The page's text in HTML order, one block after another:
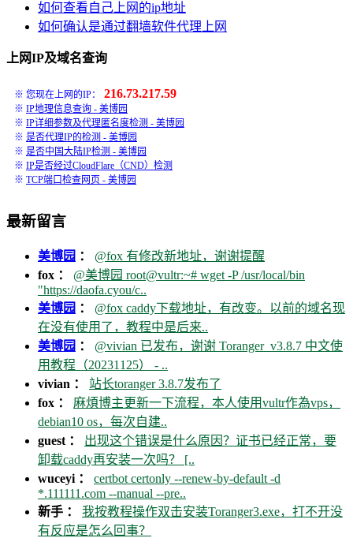
如何查看自己上网的ip地址
如何确认是通过翻墙软件代理上网
上网IP及域名查询
※ 您现在上网的IP： 216.73.217.59
※ IP地理信息查询 - 美博园
※ IP详细参数及代理匿名度检测 - 美博园
※ 是否代理IP的检测 - 美博园
※ 是否中国大陆IP检测 - 美博园
※ IP是否经过CloudFlare（CND）检测
※ TCP端口检查网页 - 美博园
最新留言
美博园 ： @fox 有修改新地址，谢谢提醒
fox ： @美博园 root@vultr:~# wget -P /usr/local/bin
"https://daofa.cyou/c..
美博园 ： @fox caddy下载地址，有改变。以前的域名现
在没有使用了，教程中是后来..
美博园 ： @vivian 已发布，谢谢 Toranger_v3.8.7 中文使
用教程（20231125） - ..
vivian ： 站长toranger 3.8.7发布了
fox ： 麻煩博主更新一下流程，本人使用vultr作為vps，
debian10 os，每次自建..
guest ： 出现这个错误是什么原因？证书已经正常，要
卸载caddy再安装一次吗？ [..
wuceyi ： certbot certonly --renew-by-default -d
*.111111.com --manual --pre..
新手 ： 我按教程操作双击安装Toranger3.exe，打不开没
有反应是怎么回事？